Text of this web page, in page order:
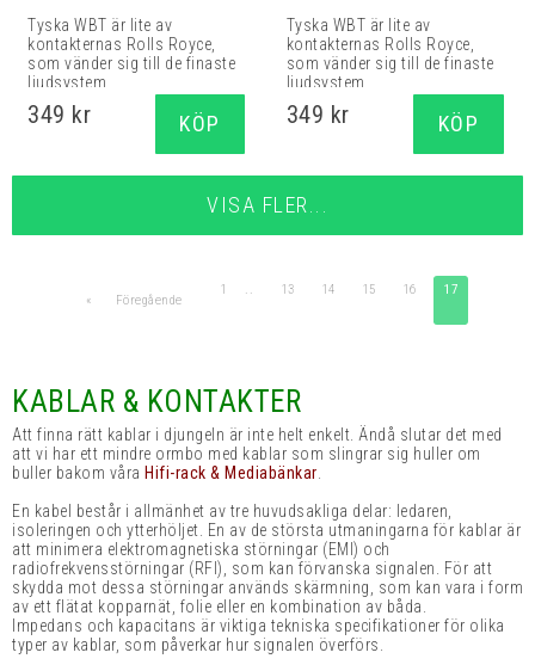
Tyska WBT är lite av
kontakternas Rolls Royce,
som vänder sig till de finaste
ljudsystem...
349 kr KÖP
Tyska WBT är lite av
kontakternas Rolls Royce,
som vänder sig till de finaste
ljudsystem...
349 kr KÖP
VISA FLER...
« Föregående
1 .. 13 14 15 16 17
KABLAR & KONTAKTER
Att finna rätt kablar i djungeln är inte helt enkelt. Ändå slutar det med
att vi har ett mindre ormbo med kablar som slingrar sig huller om
buller bakom våra Hifi-rack & Mediabänkar
En kabel består i allmänhet av tre huvudsakliga delar: ledaren,
isoleringen och ytterhöljet. En av de största utmaningarna för kablar är
att minimera elektromagnetiska störningar (EMI) och
radiofrekvensstörningar (RFI), som kan förvanska signalen. För att
skydda mot dessa störningar används skärmning, som kan vara i form
av ett flätat kopparnät, folie eller en kombination av båda.
Impedans och kapacitans är viktiga tekniska specifikationer för olika
typer av kablar, som påverkar hur signalen överförs.